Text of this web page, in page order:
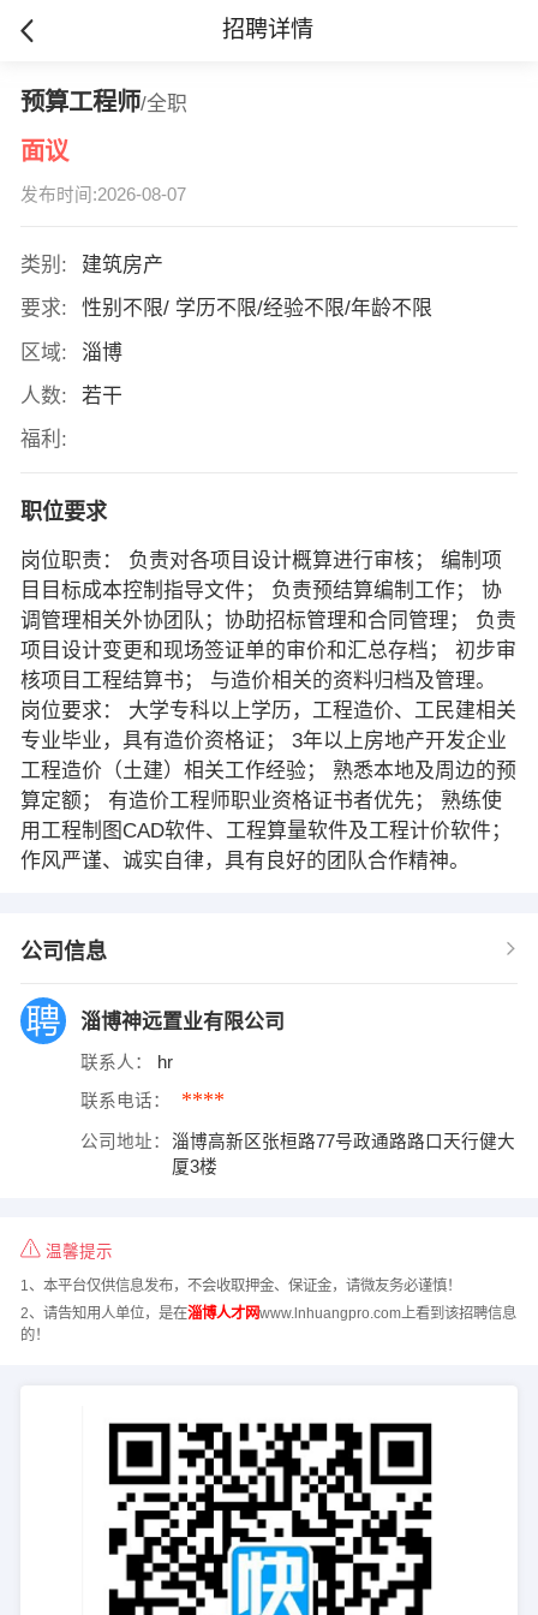
招聘详情
预算工程师/全职
面议
发布时间:2026-08-07
类别:
建筑房产
要求:
性别不限/ 学历不限/经验不限/年龄不限
区域:
淄博
人数:
若干
福利:
职位要求
岗位职责： 负责对各项目设计概算进行审核； 编制项
目目标成本控制指导文件； 负责预结算编制工作； 协
调管理相关外协团队；协助招标管理和合同管理； 负责
项目设计变更和现场签证单的审价和汇总存档； 初步审
核项目工程结算书； 与造价相关的资料归档及管理。
岗位要求： 大学专科以上学历，工程造价、工民建相关
专业毕业，具有造价资格证； 3年以上房地产开发企业
工程造价（土建）相关工作经验； 熟悉本地及周边的预
算定额； 有造价工程师职业资格证书者优先； 熟练使
用工程制图CAD软件、工程算量软件及工程计价软件；
作风严谨、诚实自律，具有良好的团队合作精神。
公司信息
淄博神远置业有限公司
联系人： hr
联系电话： ****
公司地址：
淄博高新区张桓路77号政通路路口天行健大
厦3楼
温馨提示
1、本平台仅供信息发布，不会收取押金、保证金，请微友务必谨慎！
2、请告知用人单位，是在淄博人才网www.lnhuangpro.com上看到该招聘信息
的！